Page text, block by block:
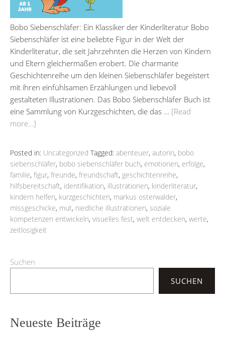
Bobo Siebenschläfer: Ein Klassiker der Kinderliteratur Bobo
Siebenschläfer ist eine beliebte Figur in der Welt der
Kinderliteratur, die seit Jahrzehnten die Herzen von Kindern
und Eltern gleichermaßen erobert. Die charmante
Geschichtenreihe um den kleinen Siebenschläfer begeistert
mit ihren einfühlsamen Erzählungen und liebevoll
gestalteten Illustrationen. Das Bobo Siebenschläfer Buch ist
eine Sammlung von Kurzgeschichten, die das … [Read
more…]
Posted in: Uncategorized Tagged: abenteuer, autorin, bobo
siebenschläfer, bobo siebenschläfer buch, emotionen, erfolge,
familie, figur, freunde, freundschaft, geschichtenreihe,
hilfsbereitschaft, identifikation, illustrationen, kinderliteratur,
kindern helfen, kurzgeschichten, markus osterwalder,
missgeschicke, mut, niedliche illustrationen, soziale
kompetenzen entwickeln, visuelles fest, welt entdecken, werte,
zeitlosigkeit
Suchen
SUCHEN
Neueste Beiträge